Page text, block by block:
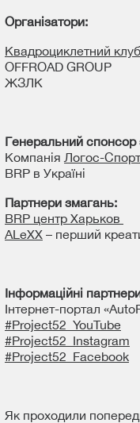
Організатори:
Квадроциклетний
OFFROAD GROUP
ЖЗЛК
Генеральний спонсор
Компанія Логос-Спорт
BRP в Україні
Партнери змагань:
BRP центр Харьков
ALeXX – перший
Інформаційні
Інтернет-портал
#Project52_YouTube
#Project52_Instagram
#Project52_Facebook
Як проходили